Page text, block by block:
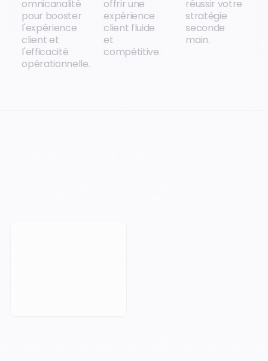
omnicanalité
pour booster
l'expérience
client et
l'efficacité
opérationnelle.
offrir une
expérience
client fluide
et
compétitive.
réussir votre
stratégie
seconde
main.